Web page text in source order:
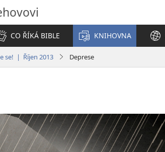
CO ŘÍKÁ BIBLE KNIHOVNA
se! | Říjen 2013 Deprese